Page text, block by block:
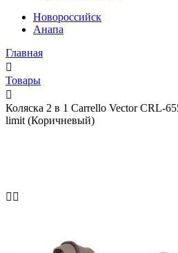
Новороссийск
Анапа
Главная
Товары
Коляска 2 в 1 Carrello Vector CRL-
limit (Коричневый)